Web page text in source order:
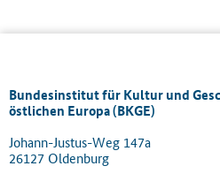
Bundesinstitut für Kultur und
östlichen Europa (BKGE)
Johann-Justus-Weg 147a
26127 Oldenburg